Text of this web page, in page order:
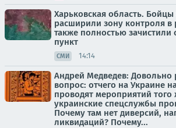
Харьковская область.
расширили зону контроля в
также полностью зачистили
пункт
СМИ 14:14
Андрей Медведев: Довольно
вопрос: отчего на Украине
проводят мероприятий того
украинские спецслужбы
Почему там нет диверсий,
ликвидаций? Почему...